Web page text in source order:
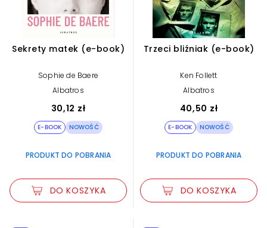
Sekrety matek (e-book)
Sophie de Baere
Albatros
30,12 zł
E-BOOK NOWOŚĆ
PRODUKT DO POBRANIA
DO KOSZYKA
Trzeci bliźniak (e-book)
Ken Follett
Albatros
40,50 zł
E-BOOK NOWOŚĆ
PRODUKT DO POBRANIA
DO KOSZYKA
dla młodzieży 1987
fantastyka 3081